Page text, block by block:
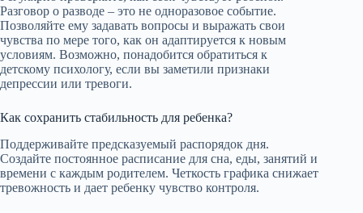
Разговор о разводе – это не одноразовое событие.
Позволяйте ему задавать вопросы и выражать свои
чувства по мере того, как он адаптируется к новым
условиям. Возможно, понадобится обратиться к
детскому психологу, если вы заметили признаки
депрессии или тревоги.
Как сохранить стабильность для ребенка?
Поддерживайте предсказуемый распорядок дня.
Создайте постоянное расписание для сна, еды, занятий и
времени с каждым родителем. Четкость графика снижает
тревожность и дает ребенку чувство контроля.